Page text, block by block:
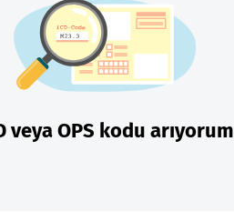
veya OPS kodu arıyorum